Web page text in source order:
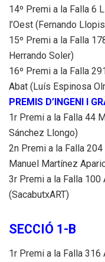
14º Premi a la Falla 6
l’Oest (Fernando
15º Premi a la Falla
Herrando Soler)
16º Premi a la Falla
Abat (Luís Espinosa
PREMIS D’INGENI I
1r Premi a la Falla 44
Sánchez Llongo)
2n Premi a la Falla
Manuel Martínez
3r Premi a la Falla
(SacabutxART)
SECCIÓ 1-B
1r Premi a la Falla